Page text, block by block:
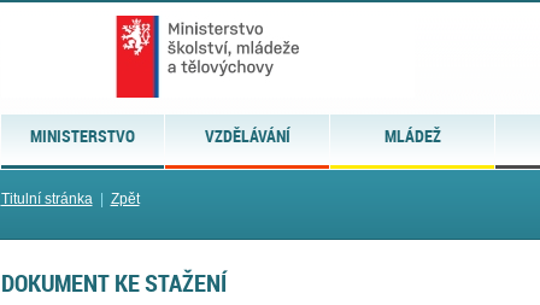
MINISTERSTVO VZDĚLÁVÁNÍ MLÁDEŽ
Titulní stránka| Zpět
DOKUMENT KE STAŽENÍ